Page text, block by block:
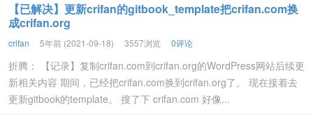
【已解决】更新crifan的gitbook_template把crifan.com换
成crifan.org
crifan 5年前 (2021-09-18) 3557浏览 0评论
折腾： 【记录】复制crifan.com到crifan.org的WordPress网站后续更
新相关内容 期间，已经把crifan.com换到crifan.org了。 现在接着去
更新gitbook的template。 搜了下 crifan.com 好像...